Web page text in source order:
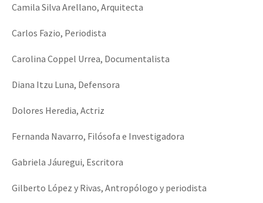
Camila Silva Arellano, Arquitecta
Carlos Fazio, Periodista
Carolina Coppel Urrea, Documentalista
Diana Itzu Luna, Defensora
Dolores Heredia, Actriz
Fernanda Navarro, Filósofa e Investigadora
Gabriela Jáuregui, Escritora
Gilberto López y Rivas, Antropólogo y periodista